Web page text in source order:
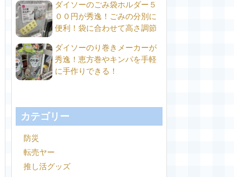
ダイソーのごみ袋ホルダー５
００円が秀逸！ごみの分別に
便利！袋に合わせて高さ調節
ダイソーのり巻きメーカーが
秀逸！恵方巻やキンパを手軽
に手作りできる！
カテゴリー
防災
転売ヤー
推し活グッズ